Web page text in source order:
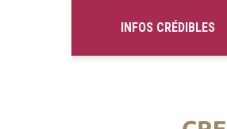
INFOS CRÉDIBLES